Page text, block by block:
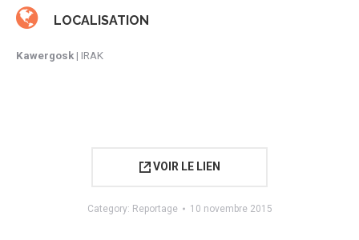
LOCALISATION
Kawergosk | IRAK
VOIR LE LIEN
Category: Reportage 10 novembre 2015